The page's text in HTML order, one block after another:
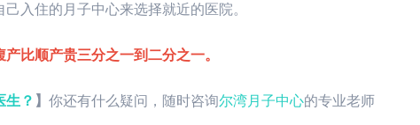
入住的月子中心来选择就近的医院。
比顺产贵三分之一到二分之一。
生？ 】 你还有什么疑问，随时咨询尔湾月子中心的专业老师